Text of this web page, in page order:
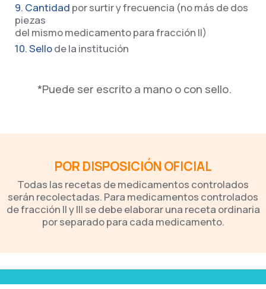
9. Cantidad por surtir y frecuencia (no más de dos
piezas
del mismo medicamento para fracción II)
10. Sellode la institución
*Puede ser escrito a mano o con sello.
POR DISPOSICIÓN OFICIAL
Todas las recetas de medicamentos controlados
serán recolectadas. Para medicamentos controlados
de fracción II y III se debe elaborar una receta ordinaria
por separado para cada medicamento.